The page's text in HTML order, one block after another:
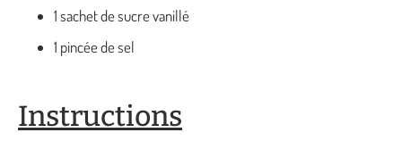
1 sachet de sucre vanillé
1 pincée de sel
Instructions